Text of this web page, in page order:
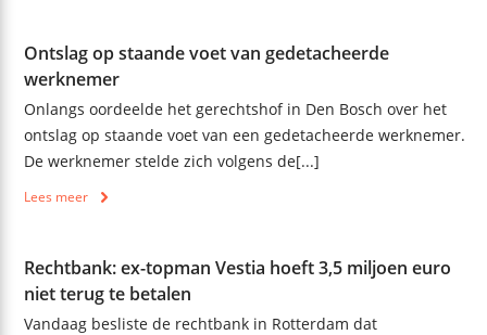
Ontslag op staande voet van gedetacheerde
werknemer
Onlangs oordeelde het gerechtshof in Den Bosch over het
ontslag op staande voet van een gedetacheerde werknemer.
De werknemer stelde zich volgens de[...]
Lees meer
Rechtbank: ex-topman Vestia hoeft 3,5 miljoen euro
niet terug te betalen
Vandaag besliste de rechtbank in Rotterdam dat